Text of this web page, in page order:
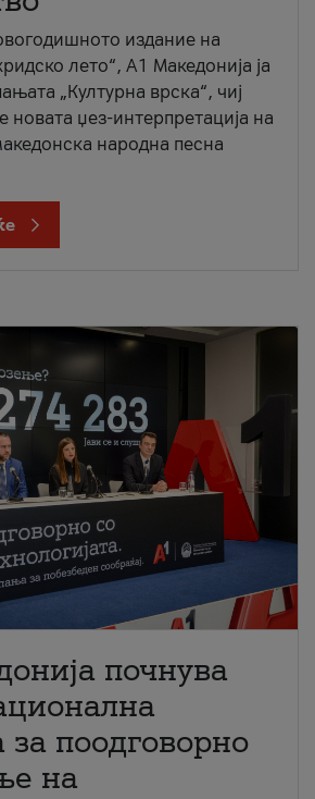
издание на
лето“, А1 Македонија ја
„Културна врска“, чиј
новата џез-интерпретација на
народна песна
почнува
поодговорно
на